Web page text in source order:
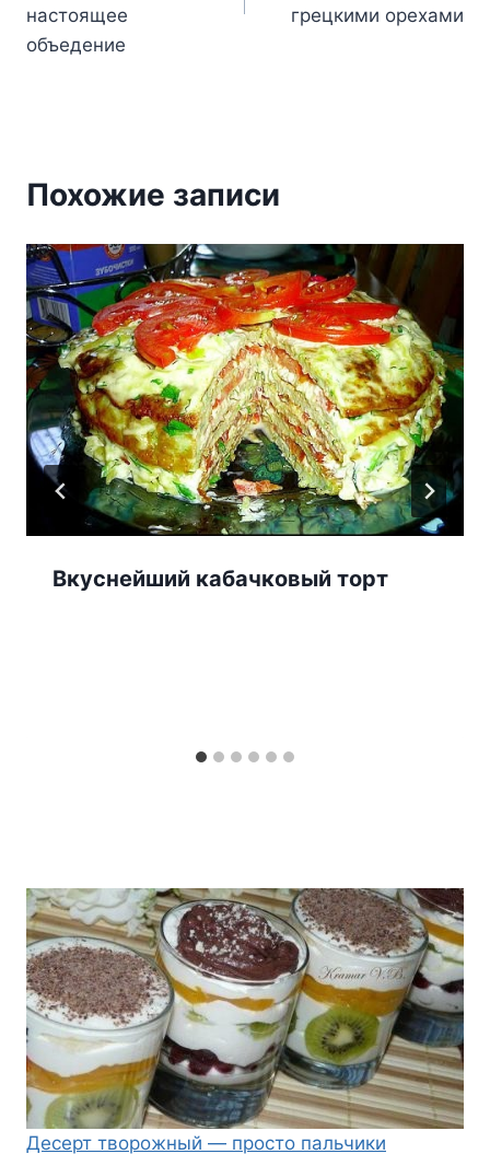
настоящее
объедение
грецкими орехами
Похожие записи
Вкуснейший кабачковый торт
Десерт творожный — просто пальчики